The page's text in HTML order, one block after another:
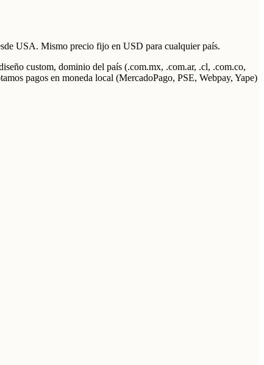
USA. Mismo precio fijo en USD para cualquier país.
custom, dominio del país (.com.mx, .com.ar, .cl, .com.co,
pagos en moneda local (MercadoPago, PSE, Webpay, Yape)